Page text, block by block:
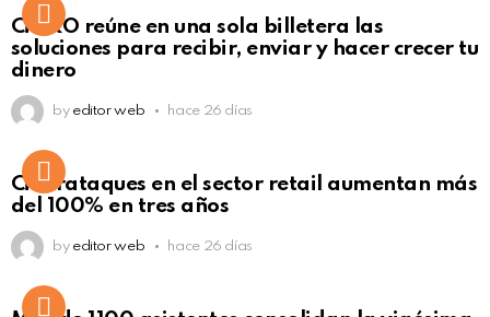
Not Safe For Work
Click to view this post
CiNKO reúne en una sola billetera las
soluciones para recibir, enviar y hacer crecer tu
dinero
by editor web hace 26 días
Ciberataques en el sector retail aumentan más
del 100% en tres años
by editor web hace 26 días